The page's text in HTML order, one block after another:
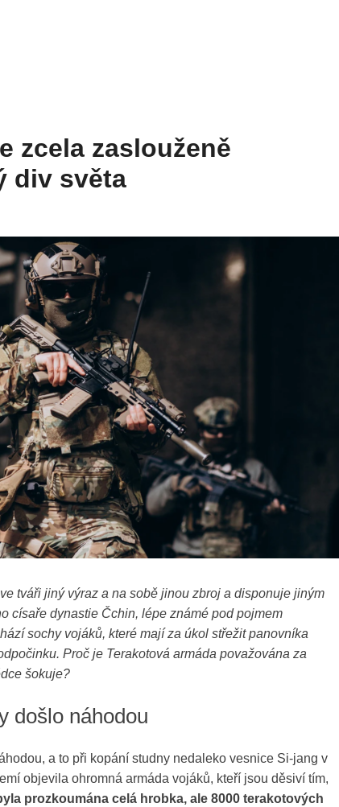
zcela zaslouženě
div světa
tváři jiný výraz a na sobě jinou zbroj a disponuje jiným
císaře dynastie Čchin, lépe známé pod pojmem
sochy vojáků, které mají za úkol střežit panovníka
Proč je Terakotová armáda považována za
šokuje?
došlo náhodou
a to při kopání studny nedaleko vesnice Si-jang v
objevila ohromná armáda vojáků, kteří jsou děsiví tím,
prozkoumána celá hrobka, ale 8000 terakotových